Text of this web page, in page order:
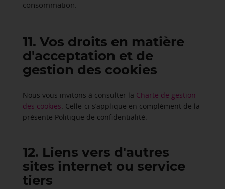
consommation.
11. Vos droits en matière
d'acceptation et de
gestion des cookies
Nous vous invitons à consulter la Charte de gestion
des cookies. Celle-ci s’applique en complément de la
présente Politique de confidentialité.
12. Liens vers d'autres
sites internet ou service
tiers